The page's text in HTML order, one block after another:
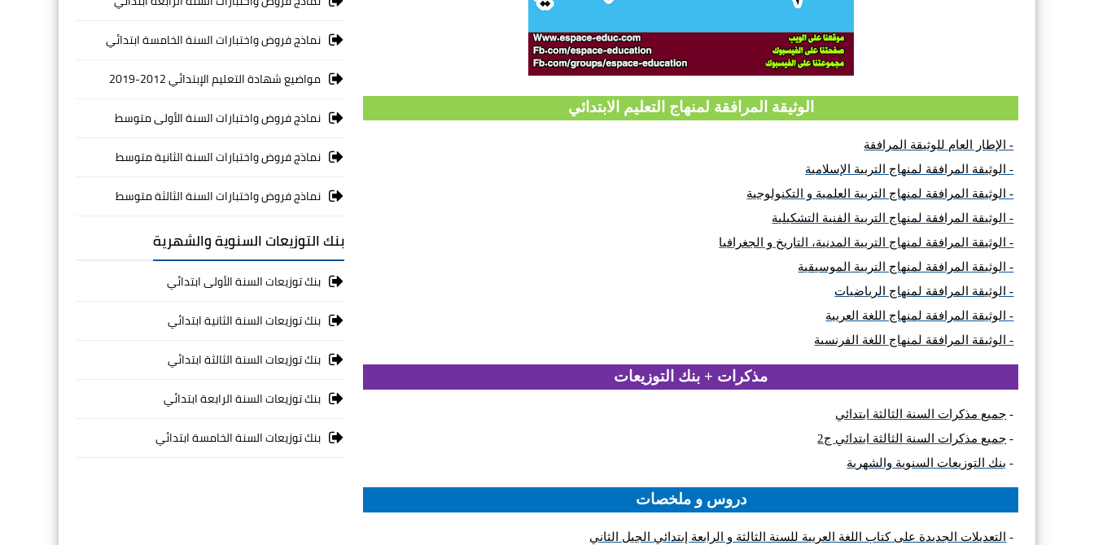
الوثيقة المرافقة لمنهاج التعليم الابتدائي
- الإطار العام للوثيقة المرافقة
- الوثيقة المرافقة لمنهاج التربية الإسلامية
- الوثيقة المرافقة لمنهاج التربية العلمية و التكنولوجية
- الوثيقة المرافقة لمنهاج التربية الفنية التشكيلية
- الوثيقة المرافقة لمنهاج التربية المدنية، التاريخ و الجغرافيا
- الوثيقة المرافقة لمنهاج التربية الموسيقية
- الوثيقة المرافقة لمنهاج الرياضيات
- الوثيقة المرافقة لمنهاج اللغة العربية
- الوثيقة المرافقة لمنهاج اللغة الفرنسية
مذكرات + بنك التوزيعات
- جميع مذكرات السنة الثالثة ابتدائي
- جميع مذكرات السنة الثالثة ابتدائي ج2
- بنك التوزيعات السنوية والشهرية
دروس و ملخصات
- التعديلات الجديدة على كتاب اللغة العربية للسنة الثالثة و الرابعة إبتدائي الجيل الثاني
نماذج فروض واختبارات السنة الخامسة ابتدائي
مواضيع شهادة التعليم الإبتدائي 2012-2019
نماذج فروض واختبارات السنة الأولى متوسط
نماذج فروض واختبارات السنة الثانية متوسط
نماذج فروض واختبارات السنة الثالثة متوسط
بنك التوزيعات السنوية والشهرية
بنك توزيعات السنة الأولى ابتدائي
بنك توزيعات السنة الثانية ابتدائي
بنك توزيعات السنة الثالثة ابتدائي
بنك توزيعات السنة الرابعة ابتدائي
بنك توزيعات السنة الخامسة ابتدائي